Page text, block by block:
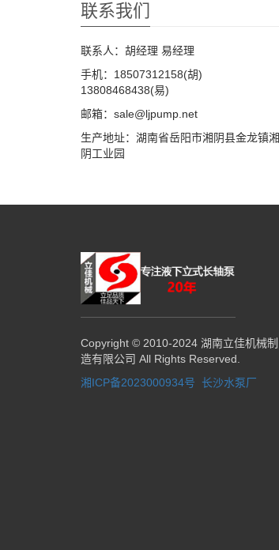
联系我们
联系人：胡经理 易经理
手机：18507312158(胡)
13808468438(易)
邮箱：sale@ljpump.net
生产地址：湖南省岳阳市湘阴县金龙镇湘
阴工业园
Copyright © 2010-2024 湖南立佳机械制
造有限公司 All Rights Reserved.
湘ICP备2023000934号 长沙水泵厂